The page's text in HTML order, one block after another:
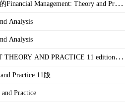
Management: Theory and Practi
Analysis
Analysis
AND PRACTICE 11 edition--
Practice 11版
Practice